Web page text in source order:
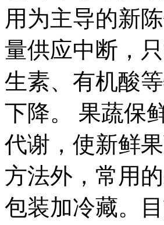
用为主导的新
量供应中断，
生素、有机酸
下降。 果蔬保
代谢，使新鲜
方法外，常用
包装加冷藏。